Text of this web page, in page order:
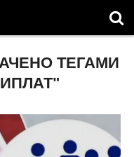
ТЕГАМИ